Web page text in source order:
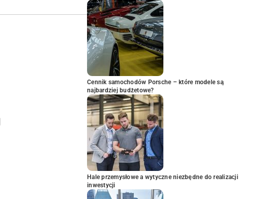
Cennik samochodów Porsche – które modele są
najbardziej budżetowe?
Hale przemysłowe a wytyczne niezbędne do realizacji
inwestycji